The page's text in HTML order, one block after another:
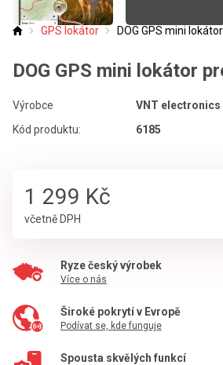
Úvod GPS lokátor DOG GPS mini
DOG GPS mini lokátor
Výrobce
VNT electronics
Kód produktu:
6185
1 299 Kč
včetně DPH
Ryze český výrobek
Více o nás
Široké pokrytí v Evropě
Podívat se, kde funguje
Spousta skvělých funkcí